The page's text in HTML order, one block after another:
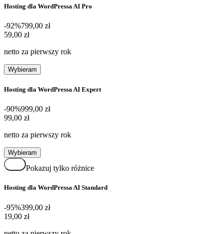
Hosting dla WordPressa AI Pro
-92%799,00 zł
59,00 zł
59,00 zł
netto za pierwszy rok
Wybieram
Hosting dla WordPressa AI Expert
-90%999,00 zł
99,00 zł
99,00 zł
netto za pierwszy rok
Wybieram
Pokazuj tylko różnice
Hosting dla WordPressa AI Standard
-95%399,00 zł
19,00 zł
19,00 zł